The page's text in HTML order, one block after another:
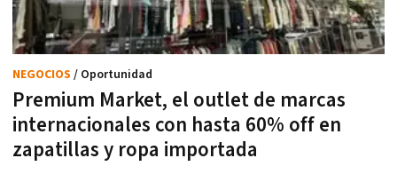
Premium Market, el outlet de marcas
internacionales con hasta 60% off en
zapatillas y ropa importada
NEGOCIOS / Oportunidad